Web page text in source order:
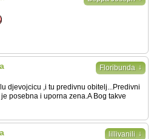
Floribunda ↓
djevojcicu ,i tu predivnu obitelj...Predivni
posebna i uporna zena.A Bog takve
lillivanili ↓